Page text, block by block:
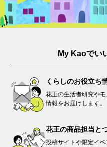
My Kaoでい
くらしのお役立ち
花王の生活者研究や
情報をお届けします。​
花王の商品担当と
投稿サイトや限定イ